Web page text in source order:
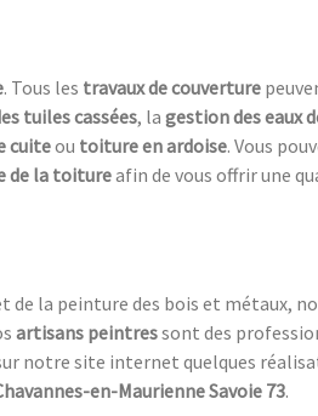
. Tous les travaux de couverture
tuiles cassées, la gestion des eaux
cuiteou toiture en ardoise. Vous
de la toitureafin de vous offrir une
la peinture des bois et métaux,
artisans peintressont des
notre site internet quelques
en-Maurienne Savoie 73.